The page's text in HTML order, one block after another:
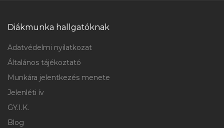
Diákmunka hallgatóknak
Adatvédelmi nyilatkozat
Általános tájékoztató
Munkára jelentkezés menete
Jelenléti ív
GY.I.K.
Blog